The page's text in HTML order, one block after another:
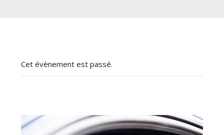
Cet évènement est passé.